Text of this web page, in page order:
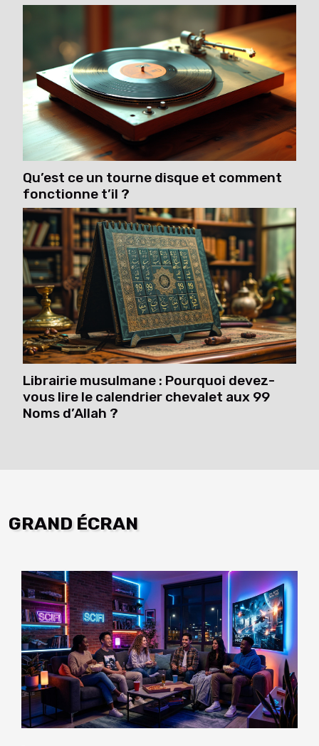
Qu’est ce un tourne disque et comment
fonctionne t’il ?
Librairie musulmane : Pourquoi devez-
vous lire le calendrier chevalet aux 99
Noms d’Allah ?
GRAND ÉCRAN